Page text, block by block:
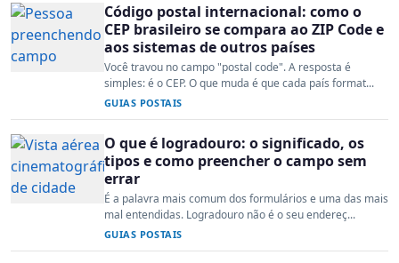
Código postal internacional: como o
CEP brasileiro se compara ao ZIP Code e
aos sistemas de outros países
Você travou no campo "postal code". A resposta é
simples: é o CEP. O que muda é que cada país format...
GUIAS POSTAIS
O que é logradouro: o significado, os
tipos e como preencher o campo sem
errar
É a palavra mais comum dos formulários e uma das mais
mal entendidas. Logradouro não é o seu endereç...
GUIAS POSTAIS